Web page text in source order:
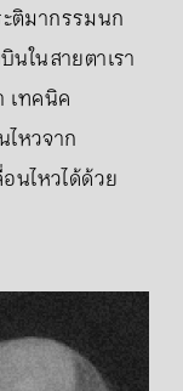
ติมากรรมนก
ในสายตาเรา
เทคนิค
ไหวจาก
นไหวได้ด้วย